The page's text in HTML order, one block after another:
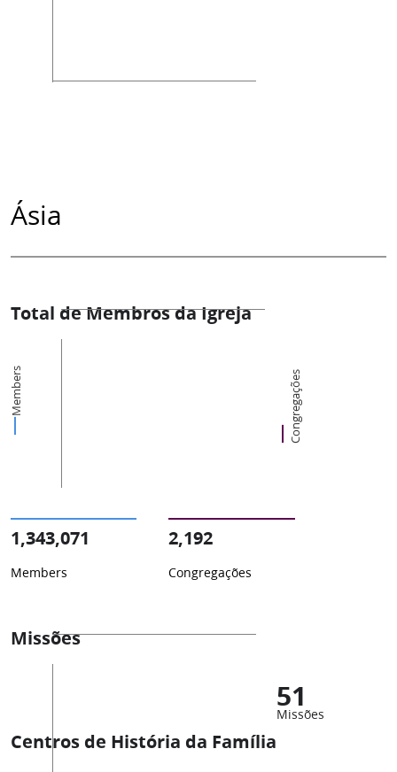
Ásia
Total de Membros da Igreja
Members Congregações
1,343,071
Members
2,192
Congregações
Missões
51
Missões
Centros de História da Família